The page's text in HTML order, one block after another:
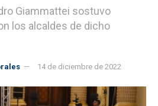
Giammattei sostuvo
los alcaldes de dicho
14 de diciembre de 2022